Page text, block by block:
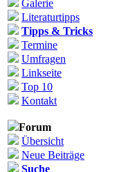
Galerie
Literaturtipps
Tipps & Tricks
Termine
Umfragen
Linkseite
Top 10
Kontakt
Forum
Übersicht
Neue Beiträge
Suche